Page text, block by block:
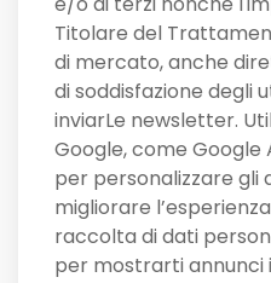
Titolare del
di mercato, anche
di soddisfazione degli
inviarLe newsletter.
Google, come Google
per personalizzare gli
migliorare
raccolta di dati
per mostrarti annunci